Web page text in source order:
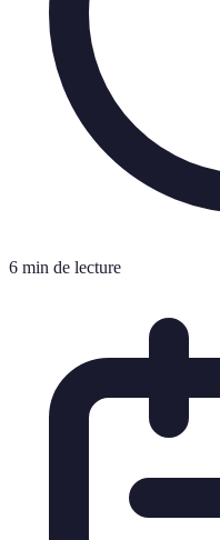
6 min de lecture